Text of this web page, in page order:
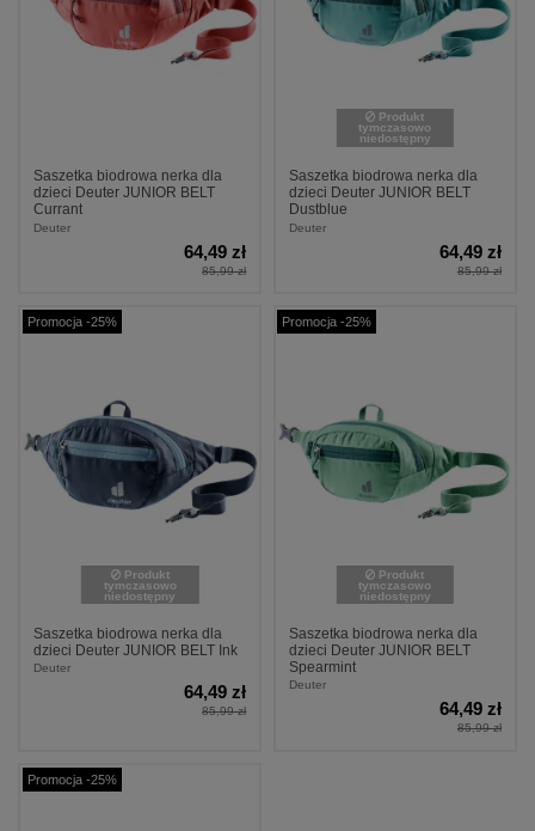
Saszetka biodrowa nerka dla
dzieci Deuter JUNIOR BELT
Currant
Deuter
64,49 zł
85,99 zł
Produkt
tymczasowo
niedostępny
Saszetka biodrowa nerka dla
dzieci Deuter JUNIOR BELT
Dustblue
Deuter
64,49 zł
85,99 zł
Promocja -25%
Produkt
tymczasowo
niedostępny
Saszetka biodrowa nerka dla
dzieci Deuter JUNIOR BELT Ink
Deuter
64,49 zł
85,99 zł
Promocja -25%
Produkt
tymczasowo
niedostępny
Saszetka biodrowa nerka dla
dzieci Deuter JUNIOR BELT
Spearmint
Deuter
64,49 zł
85,99 zł
Promocja -25%